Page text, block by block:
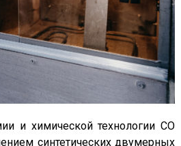
и химической технологии СО
синтетических двумерных